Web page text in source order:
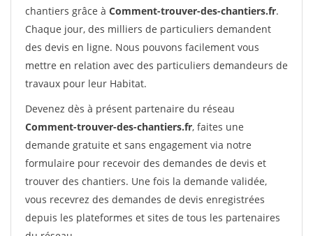
chantiers grâce à Comment-trouver-des-chantiers.fr.
Chaque jour, des milliers de particuliers demandent
des devis en ligne. Nous pouvons facilement vous
mettre en relation avec des particuliers demandeurs de
travaux pour leur Habitat.
Devenez dès à présent partenaire du réseau
Comment-trouver-des-chantiers.fr, faites une
demande gratuite et sans engagement via notre
formulaire pour recevoir des demandes de devis et
trouver des chantiers. Une fois la demande validée,
vous recevrez des demandes de devis enregistrées
depuis les plateformes et sites de tous les partenaires